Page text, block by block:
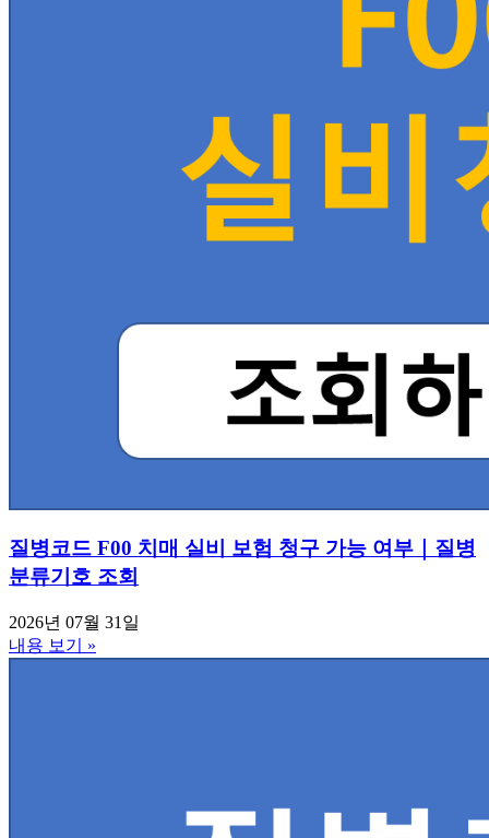
질병코드 F00 치매 실비 보험 청구 가능 여부｜질병
분류기호 조회
2026년 07월 31일
내용 보기 »